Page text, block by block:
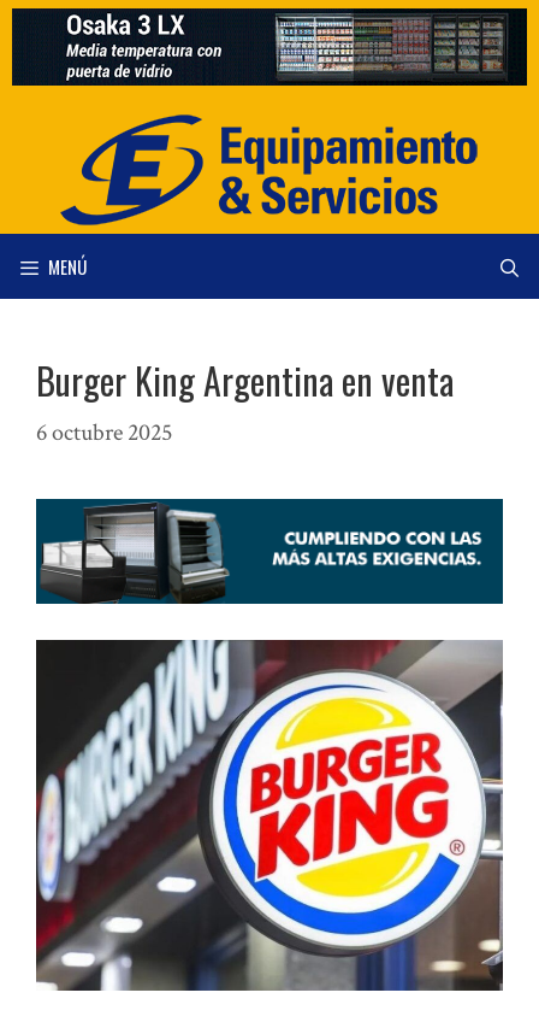
Saltar
contenido
MENÚ
Burger King Argentina en venta
6 octubre 2025